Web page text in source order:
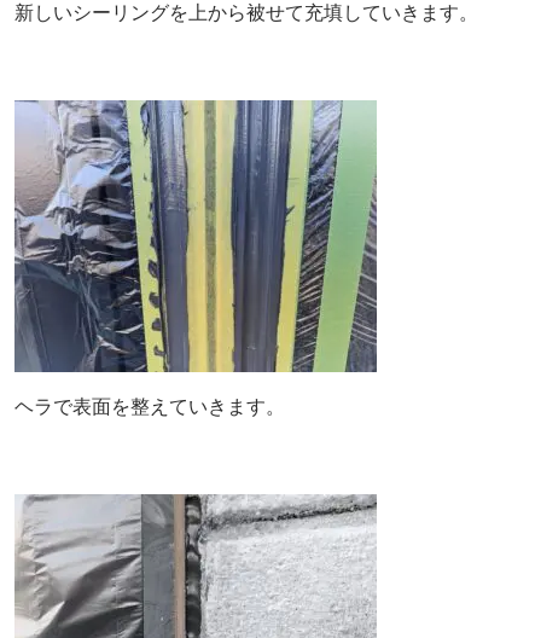
新しいシーリングを上から被せて充填していきます。
ヘラで表面を整えていきます。